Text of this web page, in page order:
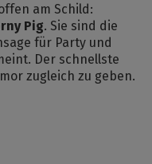
am Schild:
Pig. Sie sind die
für Party und
Der schnellste
zugleich zu geben.